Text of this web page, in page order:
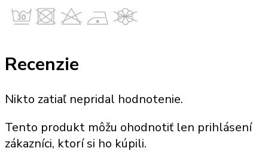
Recenzie
Nikto zatiaľ nepridal hodnotenie.
Tento produkt môžu ohodnotiť len prihlásení
zákazníci, ktorí si ho kúpili.